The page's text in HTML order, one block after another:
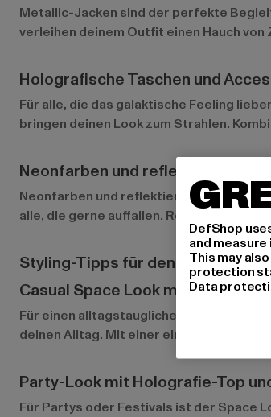
Metallic-Jacken sind der perfekte
verleihen deinem Outfit einen Hauch
Holografische Taschen und
Für alle, die das galaktische Feeling
bringen deinen Look zum Strahlen.
Neonfarben und reflektierende
Neonfarben und reflektierende
alle, die gerne auffallen. Reflektierende
Styling-Tipps für den Space Look
Casual Space Look mit Metallic-
Für einen alltagstauglichen Look
deinen Alltag. Mit einer einfachen
Party-Look mit Holografie-Top
Für Partys oder Festivals ist der Space
DefShop
and
This may
protection
Data